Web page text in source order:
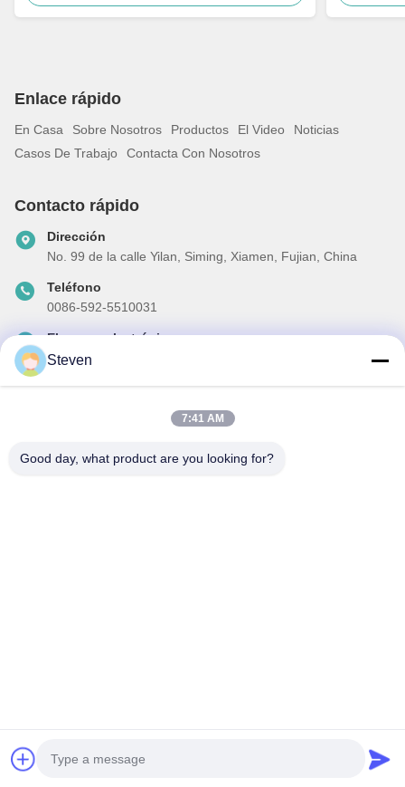
Enlace rápido
En Casa Sobre Nosotros Productos El Video
Noticias
Casos De Trabajo
Contacta Con Nosotros
Contacto rápido
Dirección
No. 99 de la calle Yilan, Siming, Xiamen, Fujian, China
Teléfono
0086-592-5510031
El correo electrónico
steven@winley-electric.com
Suscríbete a nuestro boletín para obtener descuentos y más.
2021-2026 Xiamen Winley Electric Co.,Ltd . Todos los derechos reservados.
Steven
7:41 AM
Good day, what product are you looking for?